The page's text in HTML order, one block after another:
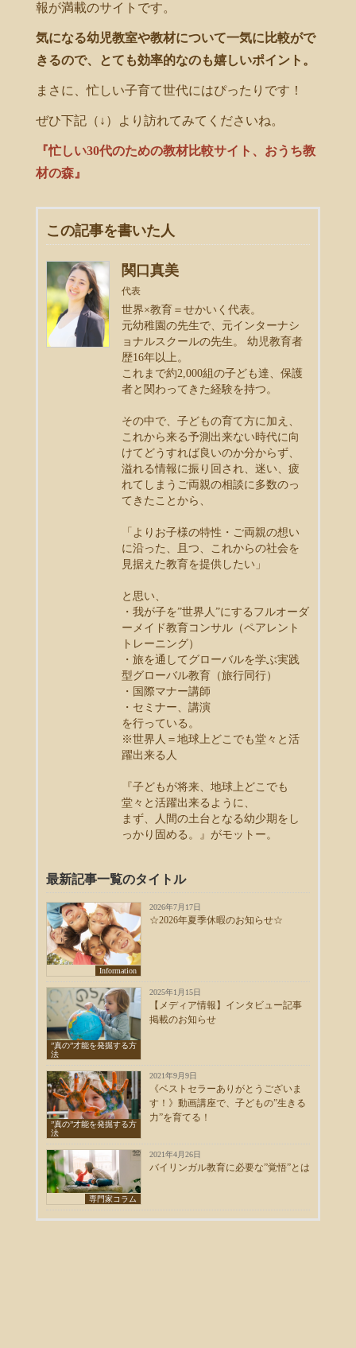
報が満載のサイトです。
気になる幼児教室や教材について一気に比較がで
きるので、とても効率的なのも嬉しいポイント。
まさに、忙しい子育て世代にはぴったりです！
ぜひ下記（↓）より訪れてみてくださいね。
『忙しい30代のための教材比較サイト、おうち教
材の森』
この記事を書いた人
関口真美
代表
世界×教育＝せかいく代表。
元幼稚園の先生で、元インターナシ
ョナルスクールの先生。 幼児教育者
歴16年以上。
これまで約2,000組の子ども達、保護
者と関わってきた経験を持つ。
その中で、子どもの育て方に加え、
これから来る予測出来ない時代に向
けてどうすれば良いのか分からず、
溢れる情報に振り回され、迷い、疲
れてしまうご両親の相談に多数のっ
てきたことから、
「よりお子様の特性・ご両親の想い
に沿った、且つ、これからの社会を
見据えた教育を提供したい」
と思い、
・我が子を”世界人”にするフルオーダ
ーメイド教育コンサル（ペアレント
トレーニング）
・旅を通してグローバルを学ぶ実践
型グローバル教育（旅行同行）
・国際マナー講師
・セミナー、講演
を行っている。
※世界人＝地球上どこでも堂々と活
躍出来る人
『子どもが将来、地球上どこでも
堂々と活躍出来るように、
まず、人間の土台となる幼少期をし
っかり固める。』がモットー。
最新記事一覧のタイトル
Information
2026年7月17日
☆2026年夏季休暇のお知らせ☆
”真の”才能を発掘する方
法
2025年1月15日
【メディア情報】インタビュー記事
掲載のお知らせ
”真の”才能を発掘する方
法
2021年9月9日
《ベストセラーありがとうございま
す！》動画講座で、子どもの”生きる
力”を育てる！
専門家コラム
2021年4月26日
バイリンガル教育に必要な”覚悟”とは